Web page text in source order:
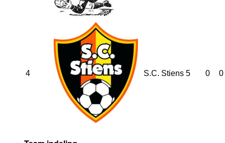
4 S.C. Stiens 5 0 0